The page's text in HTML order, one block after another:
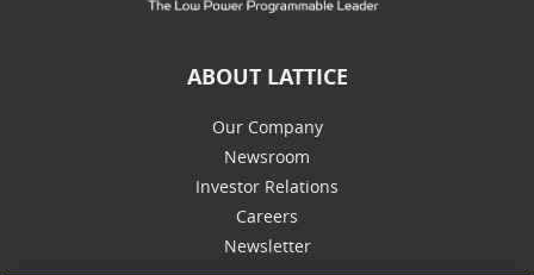
ABOUT LATTICE
Our Company
Newsroom
Investor Relations
Careers
Newsletter